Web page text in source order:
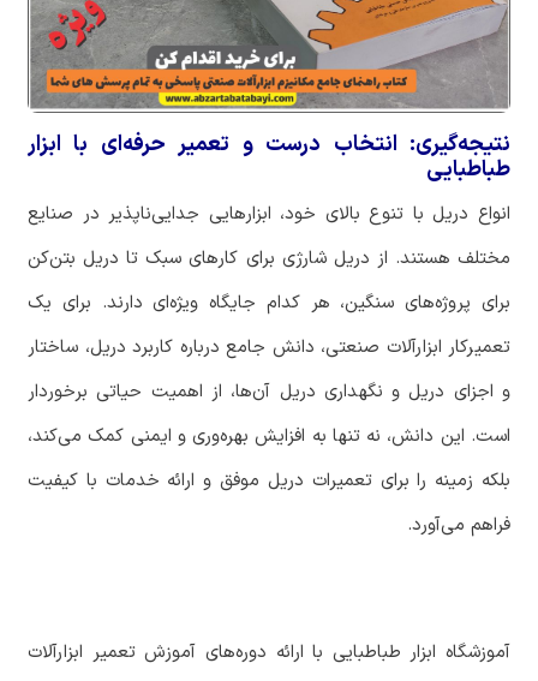
نتیجه‌گیری: انتخاب درست و تعمیر حرفه‌ای با ابزار
طباطبایی
‏انواع دریل با تنوع بالای خود، ابزارهایی جدایی‌ناپذیر در صنایع
مختلف هستند. از دریل شارژی برای کارهای سبک تا دریل بتن‌کن
برای پروژه‌های سنگین، هر کدام جایگاه ویژه‌ای دارند. برای یک
تعمیرکار ابزارآلات صنعتی، دانش جامع درباره کاربرد دریل، ساختار
و اجزای دریل و نگهداری دریل آن‌ها، از اهمیت حیاتی برخوردار
است. این دانش، نه تنها به افزایش بهره‌وری و ایمنی کمک می‌کند،
بلکه زمینه را برای تعمیرات دریل موفق و ارائه خدمات با کیفیت
فراهم می‌آورد.
‏آموزشگاه ابزار طباطبایی با ارائه دوره‌های آموزش تعمیر ابزارآلات